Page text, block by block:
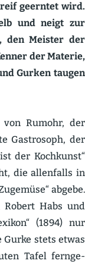
geerntet wird.
und neigt zur
den Meister der
der Materie,
Gurken taugen
Rumohr, der
Gastrosoph, der
der Kochkunst“
die allen­falls in
abgebe.
Habs und
(1894) nur
stets etwas
Tafel fernge­